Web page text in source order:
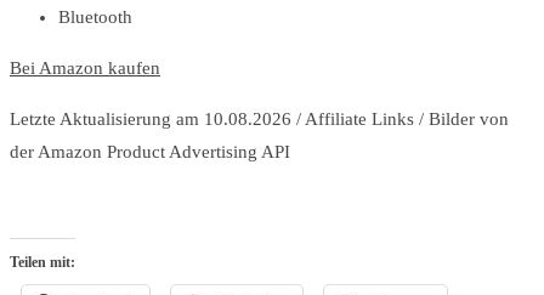
Bluetooth
Bei Amazon kaufen
Letzte Aktualisierung am 10.08.2026 / Affiliate Links / Bilder von
der Amazon Product Advertising API
Teilen mit: